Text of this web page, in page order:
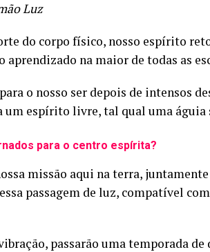
Luz
do corpo físico, nosso espírito
na maior de todas as
o nosso ser depois de intensos
um espírito livre, tal qual uma águia
para o centro espírita?
missão aqui na terra,
passagem de luz, compatível
passarão uma temporada